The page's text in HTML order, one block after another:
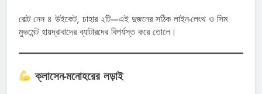
বোল্ট নেন ৪ উইকেট, চাহার ২টি—এই দুজনের সঠিক লাইন-লেংথ ও সিম
মুভমেন্ট হায়দ্রাবাদের ব্যাটারদের বিপর্যস্ত করে তোলে।
ক্লাসেন-মনোহরের লড়াই